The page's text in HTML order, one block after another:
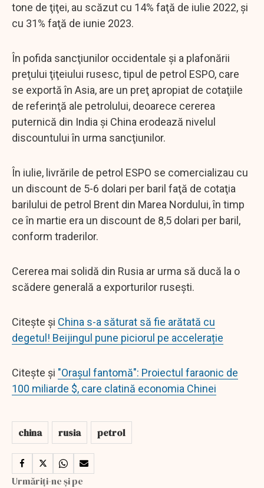
tone de ţiţei, au scăzut cu 14% faţă de iulie 2022, şi
cu 31% faţă de iunie 2023.
În pofida sancţiunilor occidentale şi a plafonării
preţului ţiţeiului rusesc, tipul de petrol ESPO, care
se exportă în Asia, are un preţ apropiat de cotaţiile
de referinţă ale petrolului, deoarece cererea
puternică din India şi China erodează nivelul
discountului în urma sancţiunilor.
În iulie, livrările de petrol ESPO se comercializau cu
un discount de 5-6 dolari per baril faţă de cotaţia
barilului de petrol Brent din Marea Nordului, în timp
ce în martie era un discount de 8,5 dolari per baril,
conform traderilor.
Cererea mai solidă din Rusia ar urma să ducă la o
scădere generală a exporturilor ruseşti.
Citește și China s-a săturat să fie arătată cu
degetul! Beijingul pune piciorul pe accelerație
Citește și "Orașul fantomă": Proiectul faraonic de
100 miliarde $, care clatină economia Chinei
china rusia petrol
Urmăriți-ne și pe